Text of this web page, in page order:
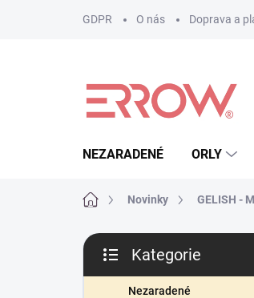
GDPR O nás Doprava a
NEZARADENÉ ORLY
Domů Novinky GELISH -
P
s
kategorie
Kategorie
Nezaradené